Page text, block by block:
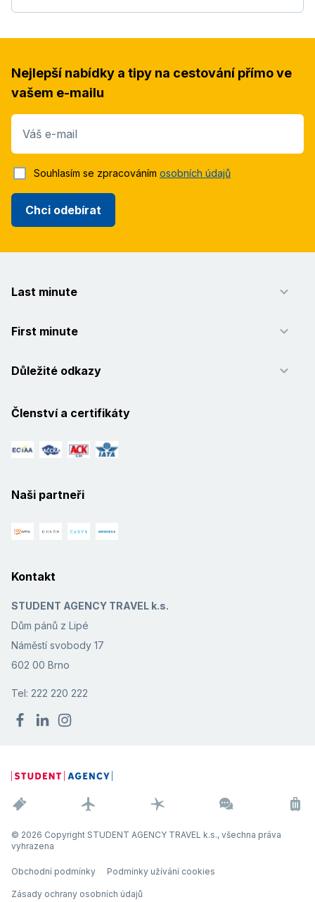
Nejlepší nabídky a tipy na cestování přímo ve
vašem e-mailu
Váš e-mail
Chci odebírat
Souhlasím se zpracováním osobních údajů
Last minute
First minute
Důležité odkazy
Členství a certifikáty
Naši partneři
Kontakt
STUDENT AGENCY TRAVEL k.s.
Dům pánů z Lipé
Náměstí svobody 17
602 00 Brno
Tel: 222 220 222
© 2026 Copyright STUDENT AGENCY TRAVEL k.s., všechna práva
vyhrazena
Obchodní podmínky Podmínky užívání cookies
Zásady ochrany osobních údajů